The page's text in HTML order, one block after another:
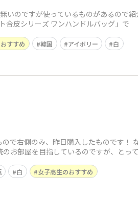
いのですが使っているものがあるので
合皮シリーズ ワンハンドルバッグ」で
すすめ 韓国 アイボリー 白
で右側のみ、昨日購入したものです！
お部屋を目指しているのですが、とっ
白 女子高生のおすすめ